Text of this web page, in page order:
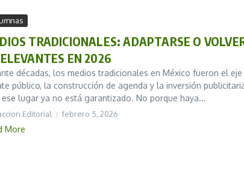
TRADICIONALES: ADAPTARSE O
EN 2026
décadas, los medios tradicionales en México fueron el
público, la construcción de agenda y la inversión
ese lugar ya no está garantizado. No porque haya...
Editorial febrero 5, 2026
More